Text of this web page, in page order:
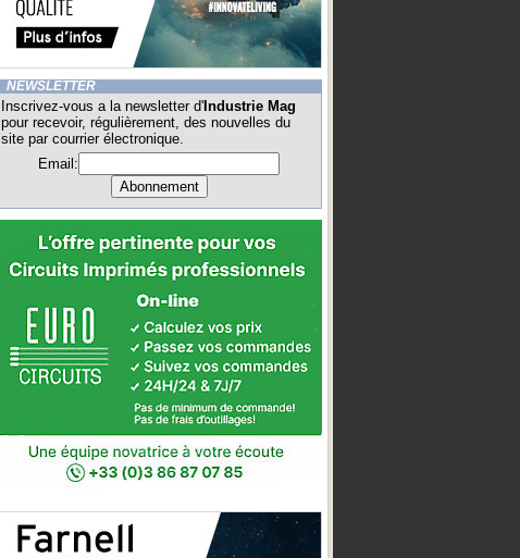
NEWSLETTER
Inscrivez-vous a la newsletter d' Industrie Mag
pour recevoir, régulièrement, des nouvelles du
site par courrier électronique.
Email: